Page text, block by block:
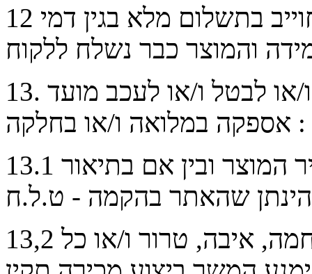
12 בתשלום מלא בגין דמי
13. החנות תהא רשאית לבטל עסקה ו/או לבטל ו/או לעכב מועד
אספקה במלואה ו/או בחלקה :
13.1
13,2 , איבה, טרור ו/או כל